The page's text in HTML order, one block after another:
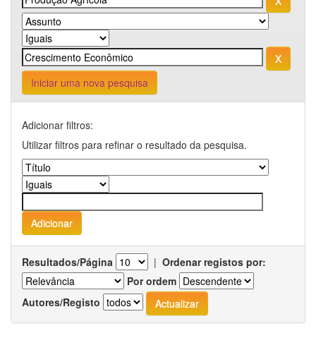
Iniciar uma nova pesquisa
Adicionar filtros:
Utilizar filtros para refinar o resultado da pesquisa.
Resultados/Página | Ordenar registos por:
Por ordem
Autores/Registo